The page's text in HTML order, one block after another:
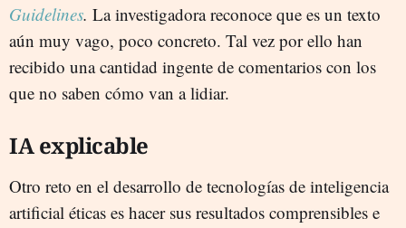
Guidelines. La investigadora reconoce que es un texto
aún muy vago, poco concreto. Tal vez por ello han
recibido una cantidad ingente de comentarios con los
que no saben cómo van a lidiar.
IA explicable
Otro reto en el desarrollo de tecnologías de inteligencia
artificial éticas es hacer sus resultados comprensibles e